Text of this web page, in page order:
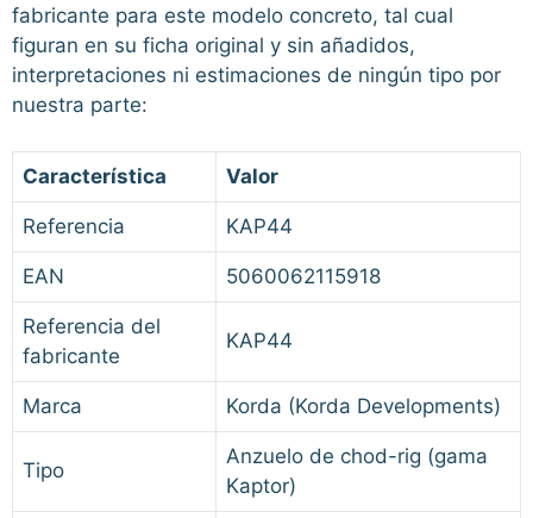
fabricante para este modelo concreto, tal cual
figuran en su ficha original y sin añadidos,
interpretaciones ni estimaciones de ningún tipo por
nuestra parte:
Característica Valor
Referencia KAP44
EAN 5060062115918
Referencia del
fabricante
KAP44
Marca Korda (Korda Developments)
Tipo
Anzuelo de chod-rig (gama
Kaptor)